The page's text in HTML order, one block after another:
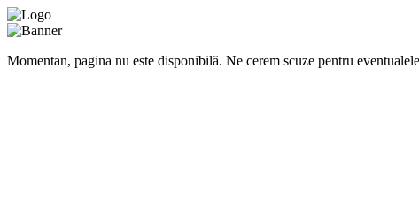
Momentan, pagina nu este disponibilă. Ne cerem scuze pentru